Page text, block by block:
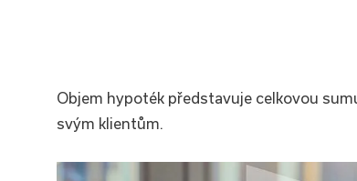
Objem hypoték představuje celkovou
svým klientům.